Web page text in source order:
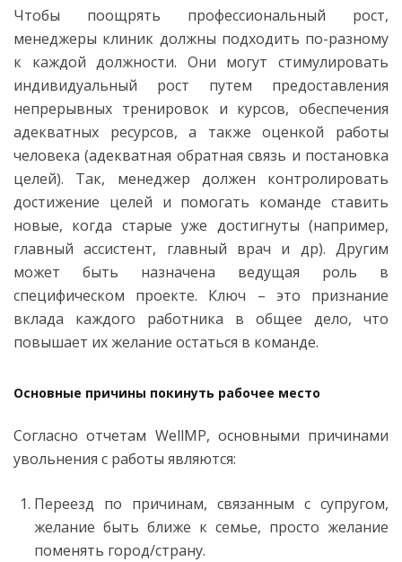
Чтобы поощрять профессиональный рост,
менеджеры клиник должны подходить по-разному
к каждой должности. Они могут стимулировать
индивидуальный рост путем предоставления
непрерывных тренировок и курсов, обеспечения
адекватных ресурсов, а также оценкой работы
человека (адекватная обратная связь и постановка
целей). Так, менеджер должен контролировать
достижение целей и помогать команде ставить
новые, когда старые уже достигнуты (например,
главный ассистент, главный врач и др). Другим
может быть назначена ведущая роль в
специфическом проекте. Ключ – это признание
вклада каждого работника в общее дело, что
повышает их желание остаться в команде.
Основные причины покинуть рабочее место
Согласно отчетам WellMP, основными причинами
увольнения с работы являются:
Переезд по причинам, связанным с супругом,
желание быть ближе к семье, просто желание
поменять город/страну.